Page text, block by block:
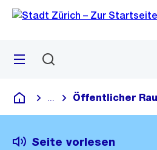
Navigation
Sprunglink
Menü
Deutsch
Blende alle Breadcrumbs ein
Öffentlicher
Seite vorlesen